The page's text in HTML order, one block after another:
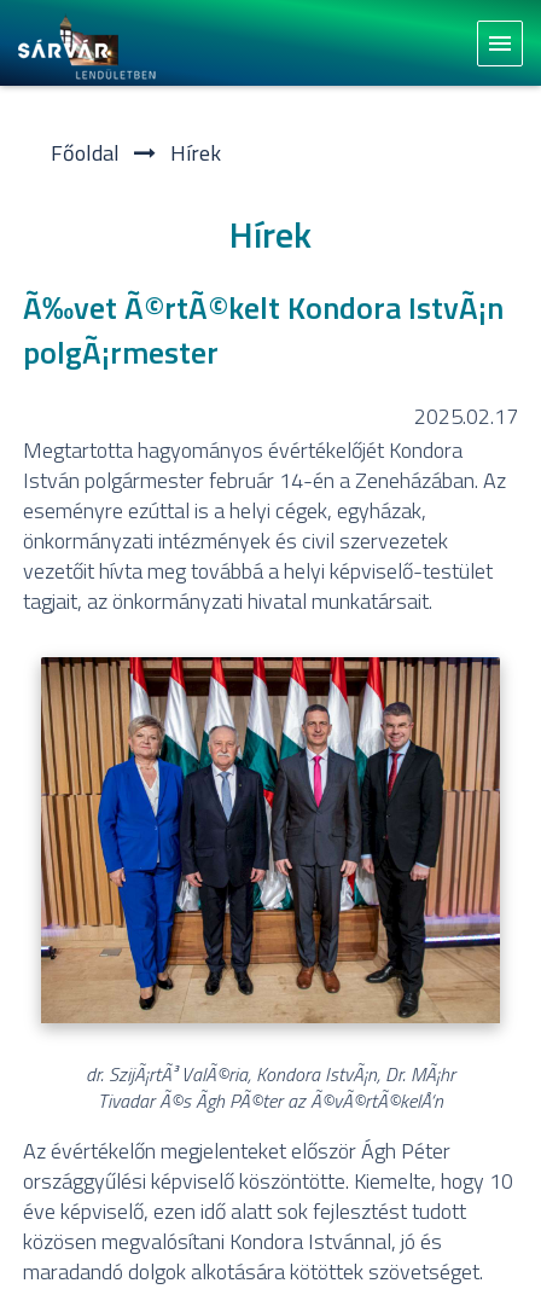
menu
Főoldal Hí­rek
Hírek
Ã‰vet Ã©rtÃ©kelt Kondora IstvÃ¡n
polgÃ¡rmester
2025.02.17
Megtartotta hagyományos évértékelőjét Kondora
István polgármester február 14-én a Zeneházában. Az
eseményre ezúttal is a helyi cégek, egyházak,
önkormányzati intézmények és civil szervezetek
vezetőit hívta meg továbbá a helyi képviselő-testület
tagjait, az önkormányzati hivatal munkatársait.
dr. SzijÃ¡rtÃ³ ValÃ©ria, Kondora IstvÃ¡n, Dr. MÃ¡hr
Tivadar Ã©s Ãgh PÃ©ter az Ã©vÃ©rtÃ©kelÅ‘n
Az évértékelőn megjelenteket először Ágh Péter
országgyűlési képviselő köszöntötte. Kiemelte, hogy 10
éve képviselő, ezen idő alatt sok fejlesztést tudott
közösen megvalósítani Kondora Istvánnal, jó és
maradandó dolgok alkotására kötöttek szövetséget.